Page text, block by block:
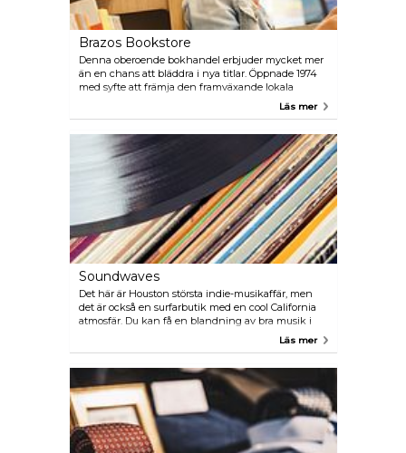
Brazos Bookstore
Denna oberoende bokhandel erbjuder mycket mer
än en chans att bläddra i nya titlar. Öppnade 1974
med syfte att främja den framväxande lokala
litterära scenen, Brazos erbjuder fortfarandeLäs mer
Soundwaves
Det här är Houston största indie-musikaffär, men
det är också en surfarbutik med en cool California
atmosfär. Du kan få en blandning av bra musik i
Läs mer